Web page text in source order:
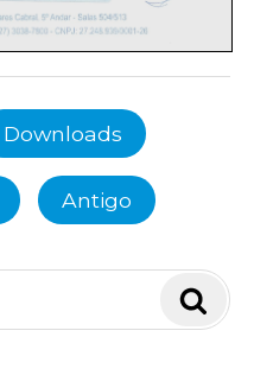
Downloads
Antigo